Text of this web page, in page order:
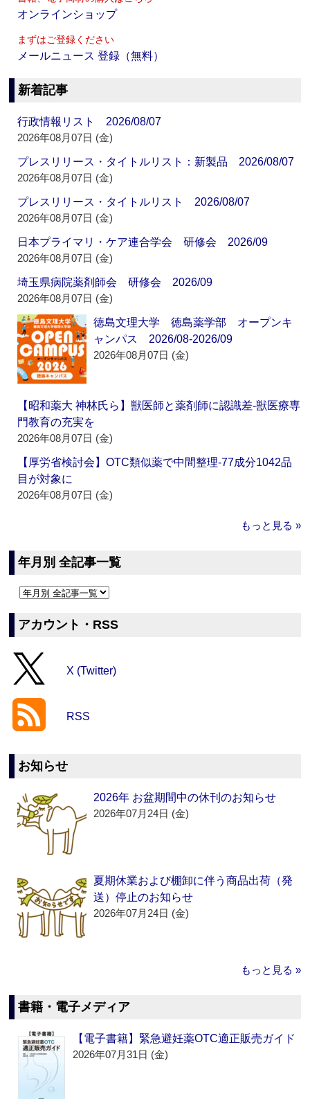
オンラインショップ
まずはご登録ください
メールニュース 登録（無料）
新着記事
行政情報リスト 2026/08/07
2026年08月07日 (金)
プレスリリース・タイトルリスト：新製品 2026/08/07
2026年08月07日 (金)
プレスリリース・タイトルリスト 2026/08/07
2026年08月07日 (金)
日本プライマリ・ケア連合学会 研修会 2026/09
2026年08月07日 (金)
埼玉県病院薬剤師会 研修会 2026/09
2026年08月07日 (金)
徳島文理大学 徳島薬学部 オープンキ
ャンパス 2026/08-2026/09
2026年08月07日 (金)
【昭和薬大 神林氏ら】獣医師と薬剤師に認識差‐獣医療専
門教育の充実を
2026年08月07日 (金)
【厚労省検討会】OTC類似薬で中間整理‐77成分1042品
目が対象に
2026年08月07日 (金)
もっと見る »
年月別 全記事一覧
アカウント・RSS
X (Twitter)
RSS
お知らせ
2026年 お盆期間中の休刊のお知らせ
2026年07月24日 (金)
夏期休業および棚卸に伴う商品出荷（発
送）停止のお知らせ
2026年07月24日 (金)
もっと見る »
書籍・電子メディア
【電子書籍】緊急避妊薬OTC適正販売ガイド
2026年07月31日 (金)